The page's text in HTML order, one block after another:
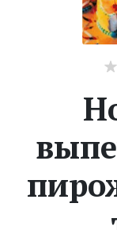
Экранизации
Коллекции